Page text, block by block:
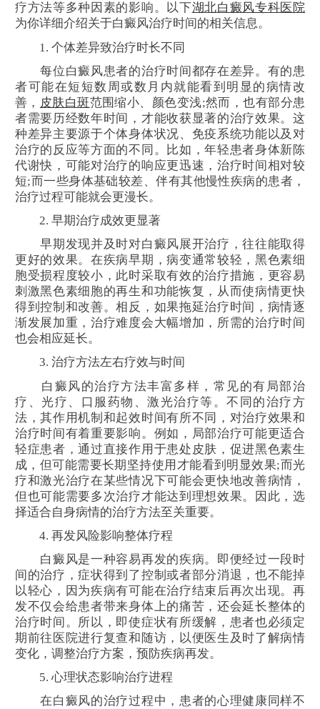
疗方法等多种因素的影响。以下湖北白癜风专科医院
为你详细介绍关于白癜风治疗时间的相关信息。
1. 个体差异致治疗时长不同
每位白癜风患者的治疗时间都存在差异。有的患
者可能在短短数周或数月内就能看到明显的病情改
善， 皮肤白斑范围缩小、颜色变浅;然而，也有部分患
者需要历经数年时间，才能收获显著的治疗效果。这
种差异主要源于个体身体状况、免疫系统功能以及对
治疗的反应等方面的不同。比如，年轻患者身体新陈
代谢快，可能对治疗的响应更迅速，治疗时间相对较
短;而一些身体基础较差、伴有其他慢性疾病的患者，
治疗过程可能就会更漫长。
2. 早期治疗成效更显著
早期发现并及时对白癜风展开治疗，往往能取得
更好的效果。在疾病早期，病变通常较轻，黑色素细
胞受损程度较小，此时采取有效的治疗措施，更容易
刺激黑色素细胞的再生和功能恢复，从而使病情更快
得到控制和改善。相反，如果拖延治疗时间，病情逐
渐发展加重，治疗难度会大幅增加，所需的治疗时间
也会相应延长。
3. 治疗方法左右疗效与时间
白癜风的治疗方法丰富多样，常见的有局部治
疗、光疗、口服药物、激光治疗等。不同的治疗方
法，其作用机制和起效时间有所不同，对治疗效果和
治疗时间有着重要影响。例如，局部治疗可能更适合
轻症患者，通过直接作用于患处皮肤，促进黑色素生
成，但可能需要长期坚持使用才能看到明显效果;而光
疗和激光治疗在某些情况下可能会更快地改善病情，
但也可能需要多次治疗才能达到理想效果。因此，选
择适合自身病情的治疗方法至关重要。
4. 再发风险影响整体疗程
白癜风是一种容易再发的疾病。即便经过一段时
间的治疗，症状得到了控制或者部分消退，也不能掉
以轻心，因为疾病有可能在治疗结束后再次出现。再
发不仅会给患者带来身体上的痛苦，还会延长整体的
治疗时间。所以，即使症状有所缓解，患者也必须定
期前往医院进行复查和随访，以便医生及时了解病情
变化，调整治疗方案，预防疾病再发。
5. 心理状态影响治疗进程
在白癜风的治疗过程中，患者的心理健康同样不